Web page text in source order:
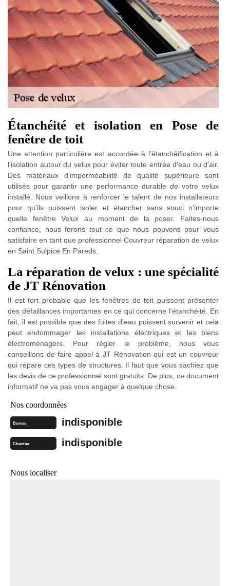
Étanchéité et isolation en Pose de
fenêtre de toit
Une attention particulière est accordée à l'étanchéification et à
l'isolation autour du velux pour éviter toute entrée d'eau ou d'air.
Des matériaux d’imperméabilité de qualité supérieure sont
utilisés pour garantir une performance durable de votre velux
installé. Nous veillons à renforcer le talent de nos installateurs
pour qu’ils puissent isoler et étancher sans souci n’importe
quelle fenêtre Velux au moment de la poser. Faites-nous
confiance, nous ferons tout ce que nous pouvons pour vous
satisfaire en tant que professionnel Couvreur réparation de velux
en Saint Sulpice En Pareds.
La réparation de velux : une spécialité
de JT Rénovation
Il est fort probable que les fenêtres de toit puissent présenter
des défaillances importantes en ce qui concerne l'étanchéité. En
fait, il est possible que des fuites d'eau puissent survenir et cela
peut endommager les installations électriques et les biens
électroménagers. Pour régler le problème, nous vous
conseillons de faire appel à JT Rénovation qui est un couvreur
qui répare ces types de structures. Il faut que vous sachiez que
les devis de ce professionnel sont gratuits. De plus, ce document
informatif ne va pas vous engager à quelque chose.
Nos coordonnées
Bureau indisponible
Chantier indisponible
Nous localiser